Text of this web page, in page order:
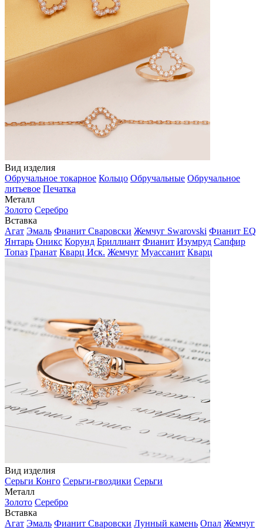
Вид изделия
Обручальное токарное Кольцо Обручальные Обручальное
литьевое Печатка
Металл
Золото Серебро
Вставка
Агат Эмаль Фианит Сваровски Жемчуг Swarovski Фианит EQ
Янтарь Оникс Корунд Бриллиант Фианит Изумруд Сапфир
Топаз Гранат Кварц Иск. Жемчуг Муассанит Кварц
Вид изделия
Серьги Конго Серьги-гвоздики Серьги
Металл
Золото Серебро
Вставка
Агат Эмаль Фианит Сваровски Лунный камень Опал Жемчуг